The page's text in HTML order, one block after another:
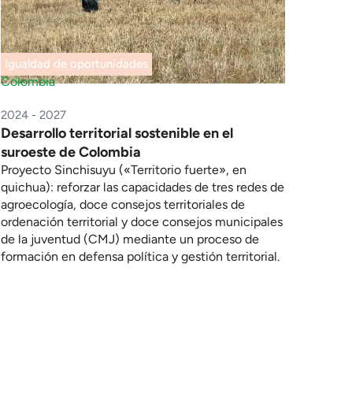
Igualdad de oportunidades
Colombia
2024 - 2027
Desarrollo territorial sostenible en el
suroeste de Colombia
Proyecto Sinchisuyu («Territorio fuerte», en
quichua): reforzar las capacidades de tres redes de
agroecología, doce consejos territoriales de
ordenación territorial y doce consejos municipales
de la juventud (CMJ) mediante un proceso de
formación en defensa política y gestión territorial.